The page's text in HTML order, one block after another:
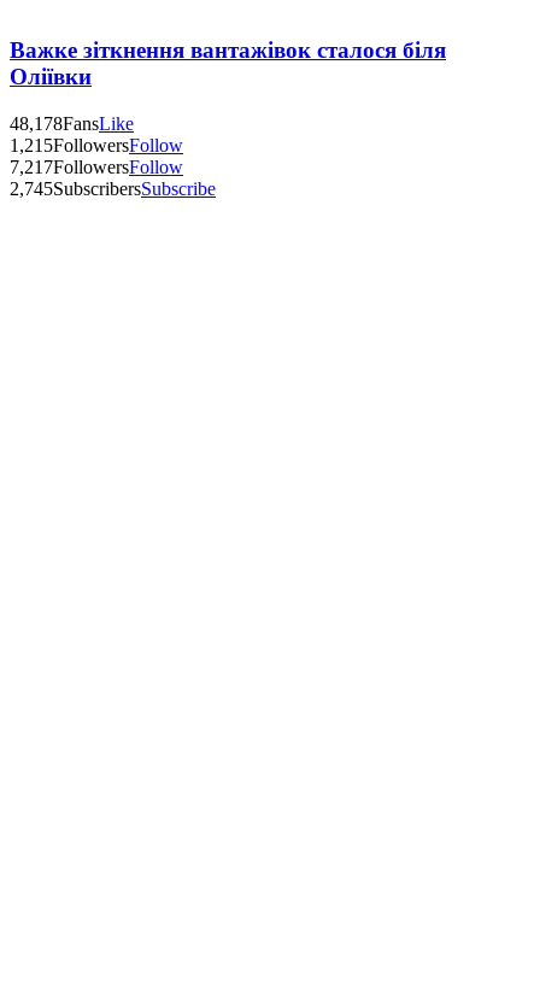
Важке зіткнення вантажівок сталося біля
Оліївки
48,178FansLike
1,215FollowersFollow
7,217FollowersFollow
2,745SubscribersSubscribe